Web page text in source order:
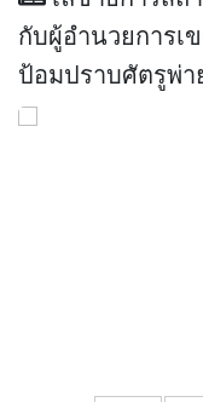
กับผู้อำนวยการเ
ป้อมปราบศัตรูพ่า